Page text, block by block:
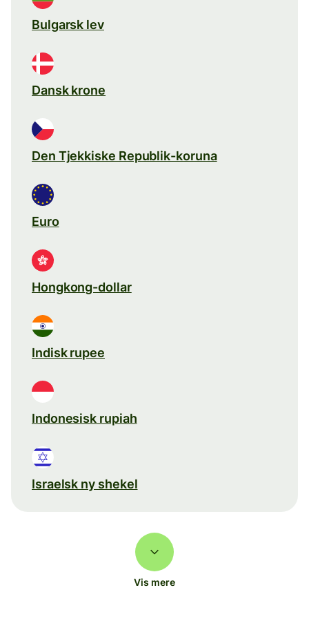
Bulgarsk lev
Dansk krone
Den Tjekkiske Republik-koruna
Euro
Hongkong-dollar
Indisk rupee
Indonesisk rupiah
Israelsk ny shekel
Vis mere